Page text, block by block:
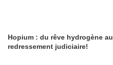
Hopium : du rêve hydrogène au
redressement judiciaire!